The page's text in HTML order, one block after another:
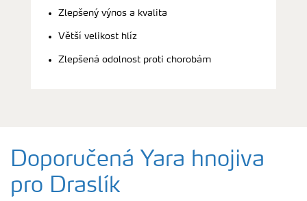
Zlepšený výnos a kvalita
Větší velikost hlíz
Zlepšená odolnost proti chorobám
Doporučená Yara hnojiva
pro Draslík